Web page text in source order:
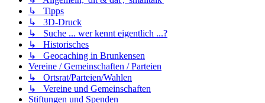
↳ Tipps
↳ 3D-Druck
↳ Suche ... wer kennt eigentlich ...?
↳ Historisches
↳ Geocaching in Brunkensen
Vereine / Gemeinschaften / Parteien
↳ Ortsrat/Parteien/Wahlen
↳ Vereine und Gemeinschaften
Stiftungen und Spenden